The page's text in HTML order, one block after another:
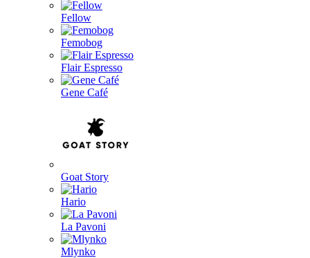
Fellow
Femobog
Flair Espresso
Gene Café
Goat Story
Hario
La Pavoni
Mlynko